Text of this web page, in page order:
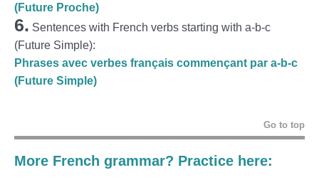
(Future Proche)
6. Sentences with French verbs starting with a-b-c
(Future Simple):
Phrases avec verbes français commençant par a-b-c
(Future Simple)
Go to top
More French grammar? Practice here: